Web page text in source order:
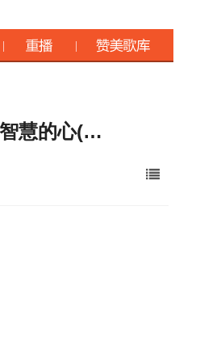
慧的心(…